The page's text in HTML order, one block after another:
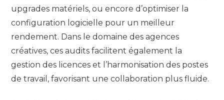
upgrades matériels, ou encore d’optimiser la
configuration logicielle pour un meilleur
rendement. Dans le domaine des agences
créatives, ces audits facilitent également la
gestion des licences et l’harmonisation des postes
de travail, favorisant une collaboration plus fluide.